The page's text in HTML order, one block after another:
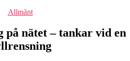
Kategorier
Allmänt
nätet – tankar vid en